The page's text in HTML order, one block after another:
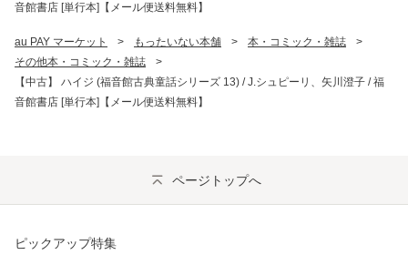
音館書店 [単行本]【メール便送料無料】
au PAY マーケット > もったいない本舗 > 本・コミック・雑誌
>
その他本・コミック・雑誌
>
【中古】 ハイジ (福音館古典童話シリーズ 13) / J.シュピーリ、矢川澄子 / 福
音館書店 [単行本]【メール便送料無料】
ページトップへ
ピックアップ特集